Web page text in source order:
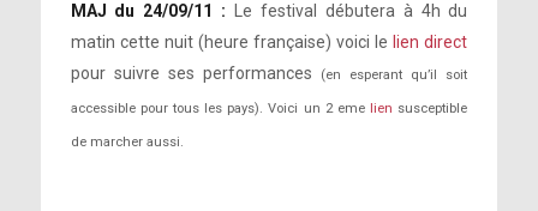
MAJ du 24/09/11 :
Le festival débutera à 4h du
matin cette nuit (heure française) voici le lien direct
pour suivre ses performances
(en esperant qu’il soit
accessible pour tous les pays). Voici un 2 eme lien susceptible
de marcher aussi.